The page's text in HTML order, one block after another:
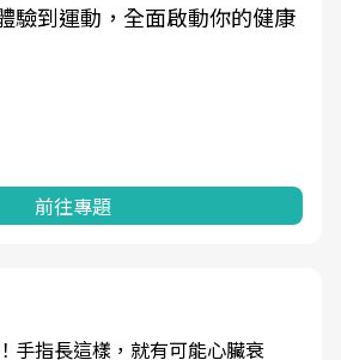
驗到運動，全面啟動你的健康
前往專題
手指長這樣，就有可能心臟衰